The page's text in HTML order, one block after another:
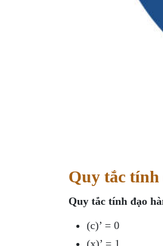
Quy tắc tính
Quy tắc tính đạo
(c)’ = 0
(x)’ = 1